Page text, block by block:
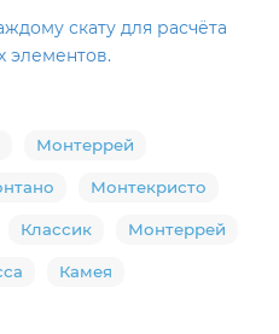
скату для расчёта
элементов.
Монтеррей
Монтекристо
Классик Монтеррей
Камея